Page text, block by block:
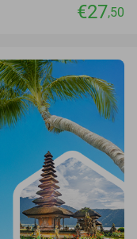
€27,50